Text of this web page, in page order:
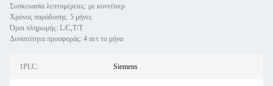
Συσκευασία λεπτομέρειες: με κοντέινερ
Χρόνος παράδοσης: 5 μήνες
Όροι πληρωμής: L/C,T/T
Δυνατότητα προσφοράς: 4 σετ το μήνα
1PLC: Siemens